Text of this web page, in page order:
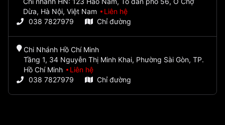
Dừa, Hà Nội, Việt Nam
Liên hệ
038 7827979
Chỉ đường
Chi Nhánh Hồ Chí Minh
Tầng 1, 34 Nguyễn Thị Minh Khai, Phường Sài Gòn, TP.
Hồ Chí Minh
Liên hệ
038 7827979
Chỉ đường